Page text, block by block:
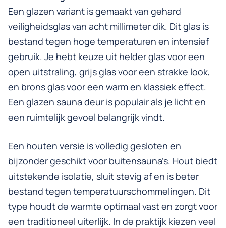
Een glazen variant is gemaakt van gehard
veiligheidsglas van acht millimeter dik. Dit glas is
bestand tegen hoge temperaturen en intensief
gebruik. Je hebt keuze uit helder glas voor een
open uitstraling, grijs glas voor een strakke look,
en brons glas voor een warm en klassiek effect.
Een glazen sauna deur is populair als je licht en
een ruimtelijk gevoel belangrijk vindt.
Een houten versie is volledig gesloten en
bijzonder geschikt voor buitensauna’s. Hout biedt
uitstekende isolatie, sluit stevig af en is beter
bestand tegen temperatuurschommelingen. Dit
type houdt de warmte optimaal vast en zorgt voor
een traditioneel uiterlijk. In de praktijk kiezen veel